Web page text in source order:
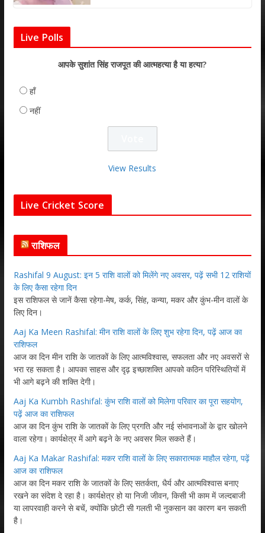
Live Polls
आपके सुशांत सिंह राजपूत की आत्महत्या है या हत्या?
हाँ
नहीं
View Results
Live Cricket Score
राशिफल
Rashifal 9 August: इन 5 राशि वालों को मिलेंगे नए अवसर, पढ़ें सभी 12 राशियों
के लिए कैसा रहेगा दिन
इस राशिफल से जानें कैसा रहेगा-मेष, कर्क, सिंह, कन्या, मकर और कुंभ-मीन वालों के
लिए दिन।
Aaj Ka Meen Rashifal: मीन राशि वालों के लिए शुभ रहेगा दिन, पढ़ें आज का
राशिफल
आज का दिन मीन राशि के जातकों के लिए आत्मविश्वास, सफलता और नए अवसरों से
भरा रह सकता है। आपका साहस और दृढ़ इच्छाशक्ति आपको कठिन परिस्थितियों में
भी आगे बढ़ने की शक्ति देगी।
Aaj Ka Kumbh Rashifal: कुंभ राशि वालों को मिलेगा परिवार का पूरा सहयोग,
पढ़ें आज का राशिफल
आज का दिन कुंभ राशि के जातकों के लिए प्रगति और नई संभावनाओं के द्वार खोलने
वाला रहेगा। कार्यक्षेत्र में आगे बढ़ने के नए अवसर मिल सकते हैं।
Aaj Ka Makar Rashifal: मकर राशि वालों के लिए सकारात्मक माहौल रहेगा, पढ़ें
आज का राशिफल
आज का दिन मकर राशि के जातकों के लिए सतर्कता, धैर्य और आत्मविश्वास बनाए
रखने का संदेश दे रहा है। कार्यक्षेत्र हो या निजी जीवन, किसी भी काम में जल्दबाजी
या लापरवाही करने से बचें, क्योंकि छोटी सी गलती भी नुकसान का कारण बन सकती
है।